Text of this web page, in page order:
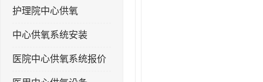
护理院中心供氧
中心供氧系统安装
医院中心供氧系统报价